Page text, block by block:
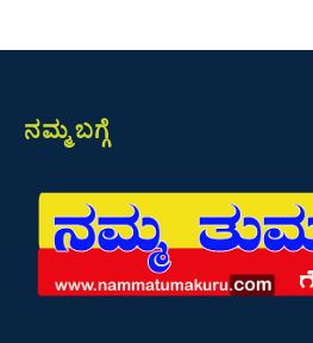
ನಮ್ಮ ಬಗ್ಗೆ